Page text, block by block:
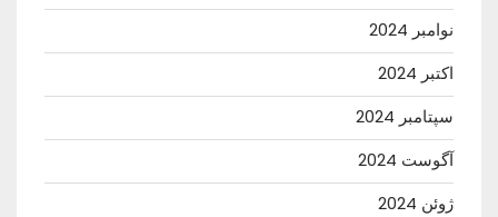
نوامبر 2024
اکتبر 2024
سپتامبر 2024
آگوست 2024
ژوئن 2024